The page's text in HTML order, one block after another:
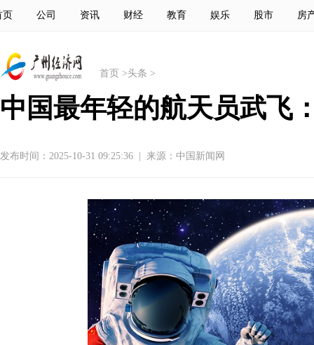
页 公司 资讯 财经 教育 娱乐 股市 房
首页 >头条 >
中国最年轻的航天员武飞
发布时间：2025-10-31 09:25:36 来源：中国新闻网